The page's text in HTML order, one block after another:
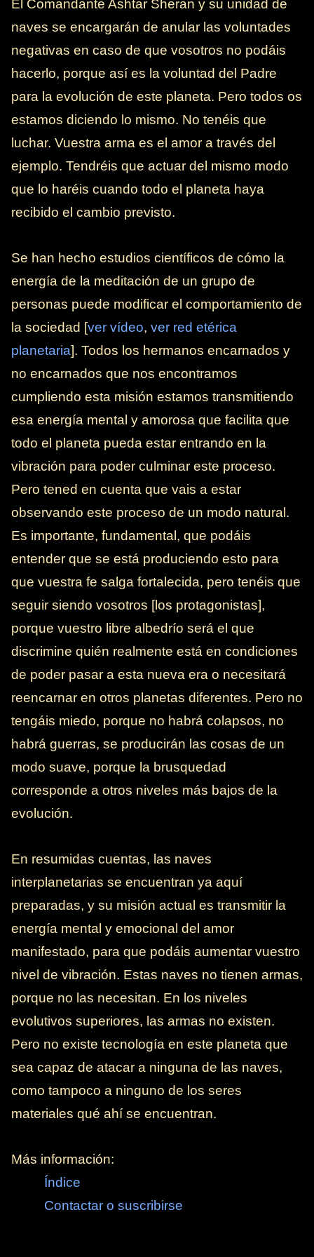
El Comandante Ashtar Sheran y su unidad de
naves se encargarán de anular las voluntades
negativas en caso de que vosotros no podáis
hacerlo, porque así es la voluntad del Padre
para la evolución de este planeta. Pero todos os
estamos diciendo lo mismo. No tenéis que
luchar. Vuestra arma es el amor a través del
ejemplo. Tendréis que actuar del mismo modo
que lo haréis cuando todo el planeta haya
recibido el cambio previsto.
Se han hecho estudios científicos de cómo la
energía de la meditación de un grupo de
personas puede modificar el comportamiento de
la sociedad [ver vídeo, ver red etérica
planetaria]. Todos los hermanos encarnados y
no encarnados que nos encontramos
cumpliendo esta misión estamos transmitiendo
esa energía mental y amorosa que facilita que
todo el planeta pueda estar entrando en la
vibración para poder culminar este proceso.
Pero tened en cuenta que vais a estar
observando este proceso de un modo natural.
Es importante, fundamental, que podáis
entender que se está produciendo esto para
que vuestra fe salga fortalecida, pero tenéis que
seguir siendo vosotros [los protagonistas],
porque vuestro libre albedrío será el que
discrimine quién realmente está en condiciones
de poder pasar a esta nueva era o necesitará
reencarnar en otros planetas diferentes. Pero no
tengáis miedo, porque no habrá colapsos, no
habrá guerras, se producirán las cosas de un
modo suave, porque la brusquedad
corresponde a otros niveles más bajos de la
evolución.
En resumidas cuentas, las naves
interplanetarias se encuentran ya aquí
preparadas, y su misión actual es transmitir la
energía mental y emocional del amor
manifestado, para que podáis aumentar vuestro
nivel de vibración. Estas naves no tienen armas,
porque no las necesitan. En los niveles
evolutivos superiores, las armas no existen.
Pero no existe tecnología en este planeta que
sea capaz de atacar a ninguna de las naves,
como tampoco a ninguno de los seres
materiales qué ahí se encuentran.
Más información:
Índice
Contactar o suscribirse